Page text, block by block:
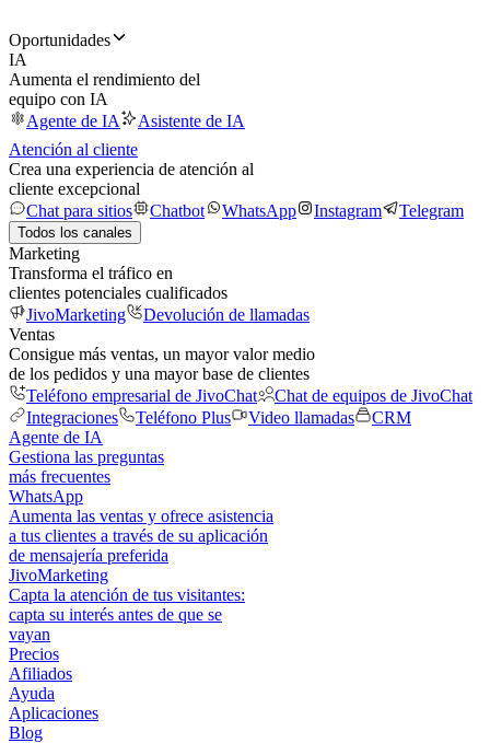
Oportunidades
IA
Aumenta el rendimiento del
equipo con IA
Agente de IA
Asistente de IA
Atención al cliente
Crea una experiencia de atención al
cliente excepcional
Chat para sitios
Chatbot WhatsApp Instagram Telegram
Todos los canales
Marketing
Transforma el tráfico en
clientes potenciales cualificados
JivoMarketing
Devolución de llamadas
Ventas
Consigue más ventas, un mayor valor medio
de los pedidos y una mayor base de clientes
Teléfono empresarial de JivoChat
Chat de equipos de JivoChat
Integraciones
Teléfono Plus Video llamadas
CRM
Agente de IA
Gestiona las preguntas
más frecuentes
WhatsApp
Aumenta las ventas y ofrece asistencia
a tus clientes a través de su aplicación
de mensajería preferida
JivoMarketing
Capta la atención de tus visitantes:
capta su interés antes de que se
vayan
Precios
Afiliados
Ayuda
Aplicaciones
Blog